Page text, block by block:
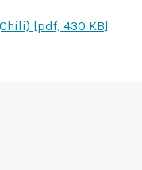
[pdf, 430 KB]